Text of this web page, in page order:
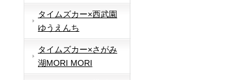
タイムズカー×西武園
ゆうえんち
タイムズカー×さがみ
湖MORI MORI